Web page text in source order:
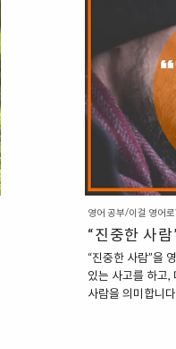
다.) 2. Hit on
영어 공부/이걸 영어로
“진중한 사
“진중한 사람”을
있는 사고를 하고,
사람을 의미합니